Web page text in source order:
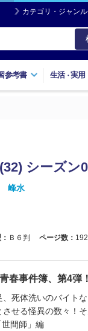
カテゴリ・ジャン
参考書 生活・実用
シーズン0
峰水
Ｂ６判 ページ数： 192
春事件簿、第4弾！
死体洗いのバイト
せる怪異の数々！
間師」編